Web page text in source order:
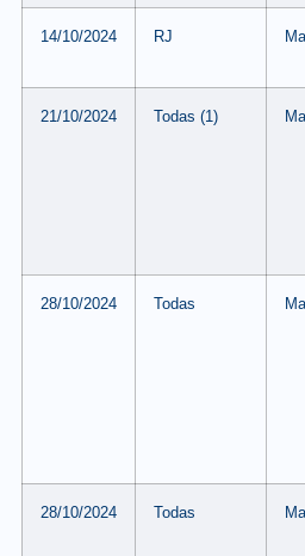
14/10/2024 RJ
21/10/2024 Todas (1)
28/10/2024 Todas
28/10/2024 Todas